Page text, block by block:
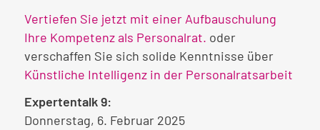
Vertiefen Sie jetzt mit einer Aufbauschulung
Ihre Kompetenz als Personalrat. oder
verschaffen Sie sich solide Kenntnisse über
Künstliche Intelligenz in der Personalratsarbeit
Expertentalk 9:
Donnerstag, 6. Februar 2025